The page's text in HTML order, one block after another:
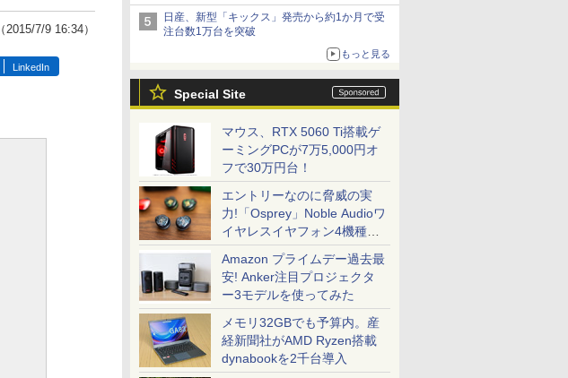
が解説
日産、新型「キックス」発売から約1か月で受
注台数1万台を突破
もっと見る
Special Site
マウス、RTX 5060 Ti搭載ゲ
ーミングPCが7万5,000円オ
フで30万円台！
エントリーなのに脅威の実
力!「Osprey」Noble Audioワ
イヤレスイヤフォン4機種を
一気に聴く
Amazon プライムデー過去最
安! Anker注目プロジェクタ
ー3モデルを使ってみた
メモリ32GBでも予算内。産
経新聞社がAMD Ryzen搭載
dynabookを2千台導入
（2015/7/9 16:34）
LinkedIn